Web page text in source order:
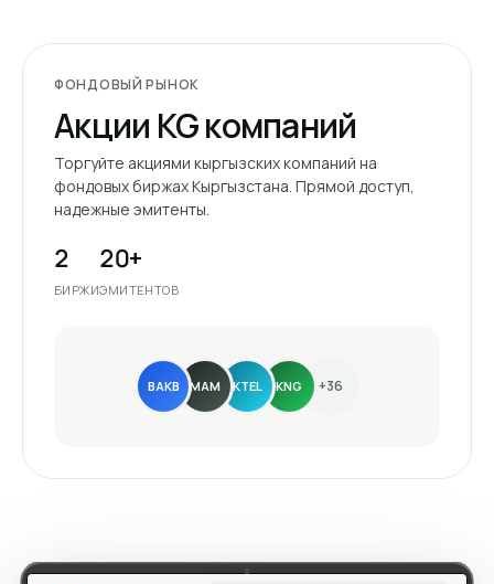
ФОНДОВЫЙ РЫНОК
Акции KG компаний
Торгуйте акциями кыргызских компаний на
фондовых биржах Кыргызстана. Прямой доступ,
надежные эмитенты.
2
БИРЖИ
20+
ЭМИТЕНТОВ
BAKB MAM KTEL KNG +36